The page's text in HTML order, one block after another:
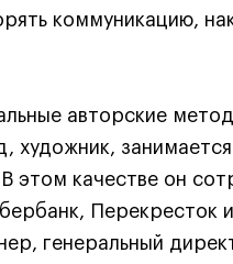
коммуникацию,
авторские
этом качестве он
Перекресток
генеральный